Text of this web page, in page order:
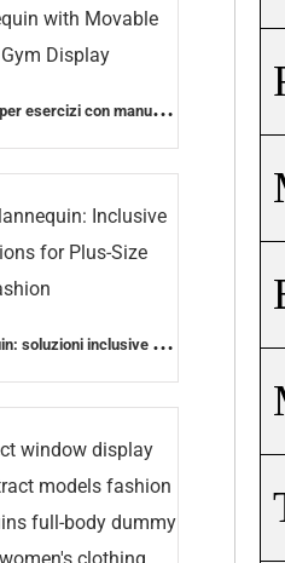
esercizi con manubri:
soluzioni inclusive per